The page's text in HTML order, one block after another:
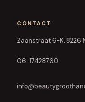
CONTACT
Zaanstraat 6-K, 8226
06-17428760